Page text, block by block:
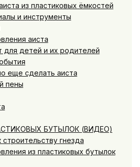
из пластиковых ёмкостей
и инструменты
аиста
для детей и их родителей
еще сделать аиста
пены
БУТЫЛОК (ВИДЕО)
строительству гнезда
из пластиковых бутылок